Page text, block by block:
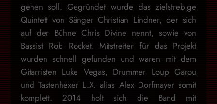
gehen soll. Gegründet wurde das zielstrebige
Quintett von Sänger Christian Lindner, der sich
auf der Bühne Chris Divine nennt, sowie von
Bassist Rob Rocket. Mitstreiter für das Projekt
wurden schnell gefunden und waren mit dem
Gitarristen Luke Vegas, Drummer Loup Garou
und Tastenhexer L.X. alias Alex Dorfmayer somit
komplett. 2014 holt sich die Band mit